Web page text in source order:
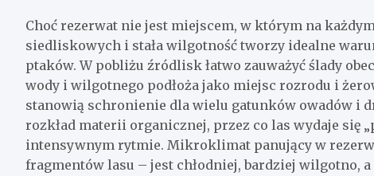
Choć rezerwat nie jest miejscem, w którym na
siedliskowych i stała wilgotność tworzy idealne
ptaków. W pobliżu źródlisk łatwo zauważyć ślady
wody i wilgotnego podłoża jako miejsc rozrodu i
stanowią schronienie dla wielu gatunków owadów i
rozkład materii organicznej, przez co las wydaje się
intensywnym rytmie. Mikroklimat panujący w
fragmentów lasu – jest chłodniej, bardziej wilgotno,